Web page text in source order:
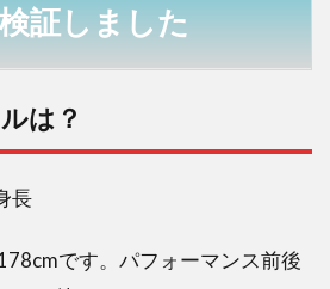
証しました
は？
長
です。パフォーマンス前後